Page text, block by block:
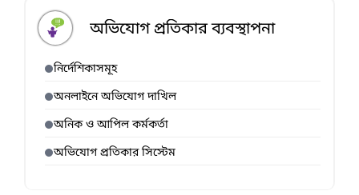
অভিযোগ প্রতিকার ব্যবস্থাপনা
নির্দেশিকাসমূহ
অনলাইনে অভিযোগ দাখিল
অনিক ও আপিল কর্মকর্তা
অভিযোগ প্রতিকার সিস্টেম